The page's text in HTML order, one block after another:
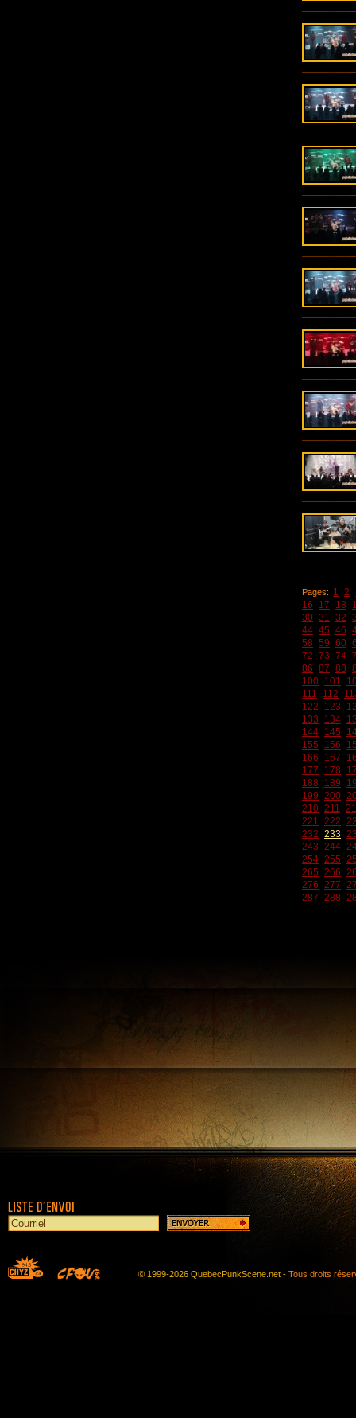
Pages: 1 2
16
17 18
30 31 32
44 45 46
58 59 60
72 73 74
86 87 88
100 101
111
112
122
123
133
134
144 145
155
156
166
167
177
178
188
189
199 200
210 211
221 222
232 233
243 244
254 255
265 266
276 277
287 288
© 1999-2026 QuebecPunkScene.net - Tous droits